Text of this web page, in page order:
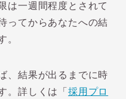
は一週間程度とされて
ってからあなたへの結
。
、結果が出るまでに時
。詳しくは「 採用プロ